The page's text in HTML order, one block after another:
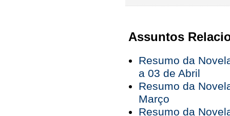
Assuntos
Resumo da
a 03 de Abril
Resumo da
Março
Resumo da